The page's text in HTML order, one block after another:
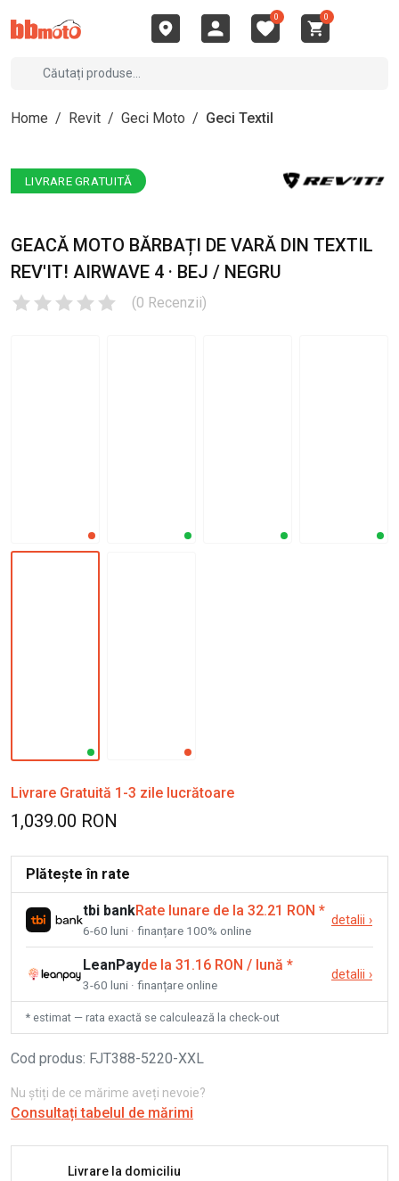
0 0
Home / Revit / Geci Moto / Geci Textil
LIVRARE GRATUITĂ
GEACĂ MOTO BĂRBAȚI DE VARĂ DIN TEXTIL
REV'IT! AIRWAVE 4 · BEJ / NEGRU
(0 Recenzii)
Livrare Gratuită 1-3 zile lucrătoare
1,039.00 RON
Plătește în rate
tbi bankRate lunare de la 32.21 RON *
6-60 luni · finanțare 100% online
detalii ›
LeanPayde la 31.16 RON / lună *
3-60 luni · finanțare online
detalii ›
* estimat — rata exactă se calculează la check-out
Cod produs: FJT388-5220-XXL
Nu știți de ce mărime aveți nevoie?
Consultați tabelul de mărimi
Livrare la domiciliu